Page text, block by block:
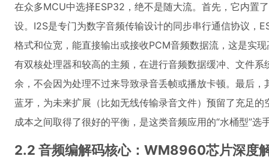
在众多MCU中选择ESP32，绝不是随大流。首先，它内
设。I2S是专门为数字音频传输设计的同步串行通信协议，
格式和位宽，能直接输出或接收PCM音频数据流，这是实
有双核处理器和较高的主频，在进行音频数据缓冲、文件
余，不会因为处理不过来导致录音丢帧或播放卡顿。最后
蓝牙，为未来扩展（比如无线传输录音文件）预留了充足
成本之间取得了很好的平衡，是这类音频应用的“水桶型”选
2.2 音频编解码核心：WM8960芯片深度